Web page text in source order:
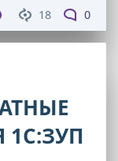
18 0
1С:ЗУП